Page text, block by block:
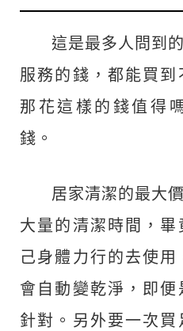
這是最多人問到
服務的錢，都能買到
那花這樣的錢值得
錢。
居家清潔的最大
大量的清潔時間，畢
己身體力行的去使
會自動變乾淨，即
針對。另外要一次